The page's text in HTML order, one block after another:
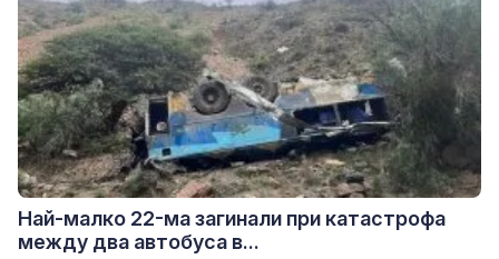
Най-малко 22-ма загинали при катастрофа
между два автобуса в...